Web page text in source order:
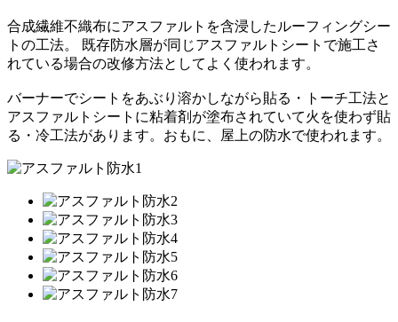
合成繊維不織布にアスファルトを含浸したルーフィングシー
トの工法。 既存防水層が同じアスファルトシートで施工さ
れている場合の改修方法としてよく使われます。
バーナーでシートをあぶり溶かしながら貼る・トーチ工法と
アスファルトシートに粘着剤が塗布されていて火を使わず貼
る・冷工法があります。おもに、屋上の防水で使われます。